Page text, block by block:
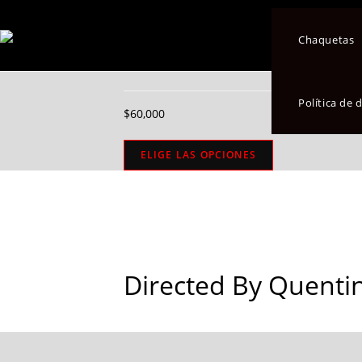
Chaquetas
Política de
Directed By
$60,000
ELIGE LAS OPCIONES
Directed By